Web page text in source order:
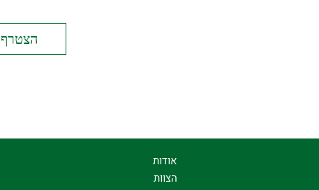
הצטרף
אודות
הצוות